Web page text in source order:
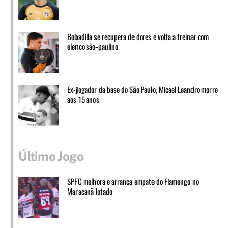
Bobadilla se recupera de dores e volta a treinar com
elenco são-paulino
Ex-jogador da base do São Paulo, Micael Leandro morre
aos 15 anos
Último Jogo
SPFC melhora e arranca empate do Flamengo no
Maracanã lotado